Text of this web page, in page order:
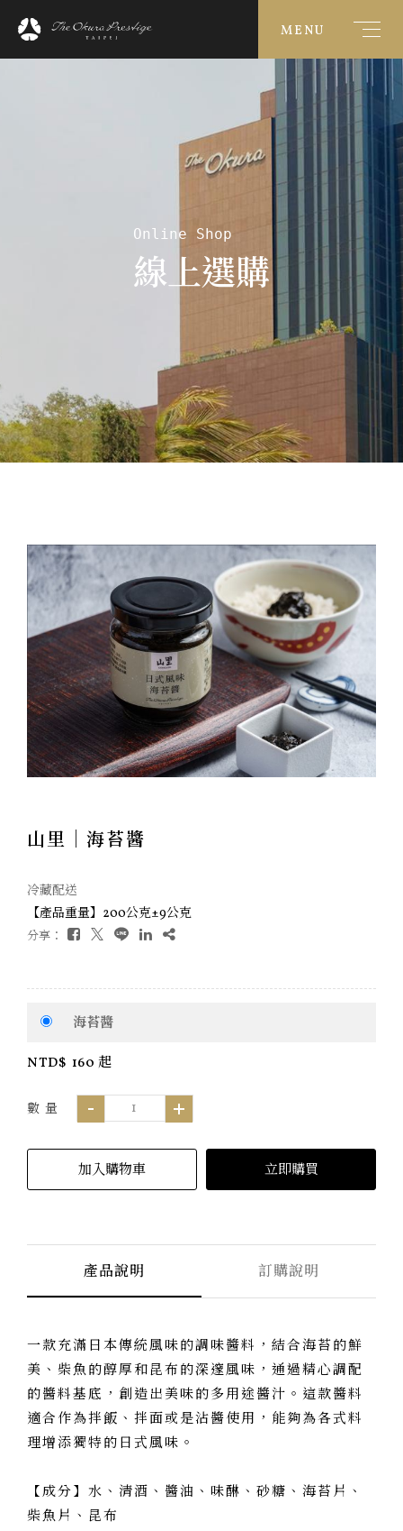
MENU
Online Shop
線上選購
山里｜海苔醬
冷藏配送
【產品重量】200公克±9公克
分享：
海苔醬
NTD$ 160 起
數 量
加入購物車 立即購買
產品說明 訂購說明
一款充滿日本傳統風味的調味醬料，結合海苔的鮮
美、柴魚的醇厚和昆布的深邃風味，通過精心調配
的醬料基底，創造出美味的多用途醬汁。這款醬料
適合作為拌飯、拌面或是沾醬使用，能夠為各式料
理增添獨特的日式風味。
【成分】水、清酒、醬油、味醂、砂糖、海苔片、
柴魚片、昆布